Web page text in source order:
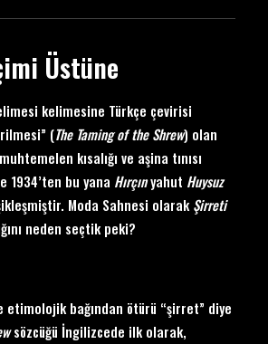
Üstüne
kelimesine Türkçe çevirisi
(The Taming of the Shrew) olan
kısalığı ve aşina tınısı
1934’ten bu yana Hırçınyahut Huysuz
Moda Sahnesi olarak Şirreti
neden seçtik peki?
etimolojik bağından ötürü “şirret” diye
sözcüğü İngilizcede ilk olarak,